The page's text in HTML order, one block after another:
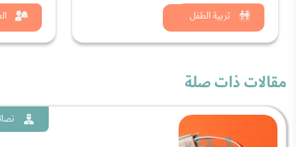
تربية الطفل
شاهد الان
مقالات ذات صلة